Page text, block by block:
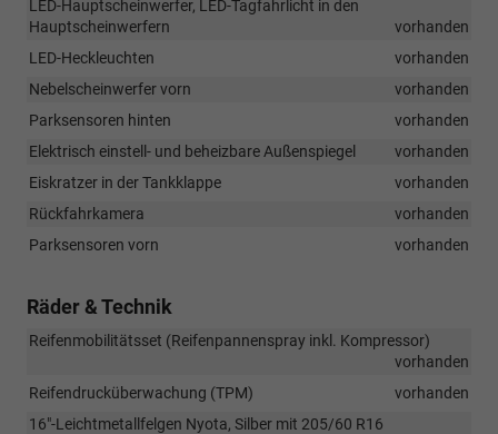
LED-Hauptscheinwerfer, LED-Tagfahrlicht in den
Hauptscheinwerfern
vorhanden
LED-Heckleuchten
vorhanden
Nebelscheinwerfer vorn
vorhanden
Parksensoren hinten
vorhanden
Elektrisch einstell- und beheizbare Außenspiegel
vorhanden
Eiskratzer in der Tankklappe
vorhanden
Rückfahrkamera
vorhanden
Parksensoren vorn
vorhanden
Räder & Technik
Reifenmobilitätsset (Reifenpannenspray inkl. Kompressor)
vorhanden
Reifendrucküberwachung (TPM)
vorhanden
16"-Leichtmetallfelgen Nyota, Silber mit 205/60 R16